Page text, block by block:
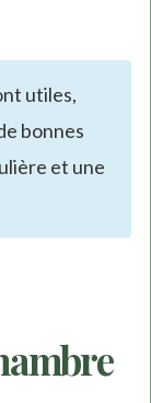
utiles,
bonnes
et une